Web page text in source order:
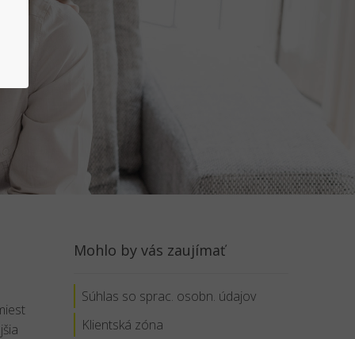
Mohlo by vás zaujímať
Súhlas so sprac. osobn. údajov
Klientská zóna